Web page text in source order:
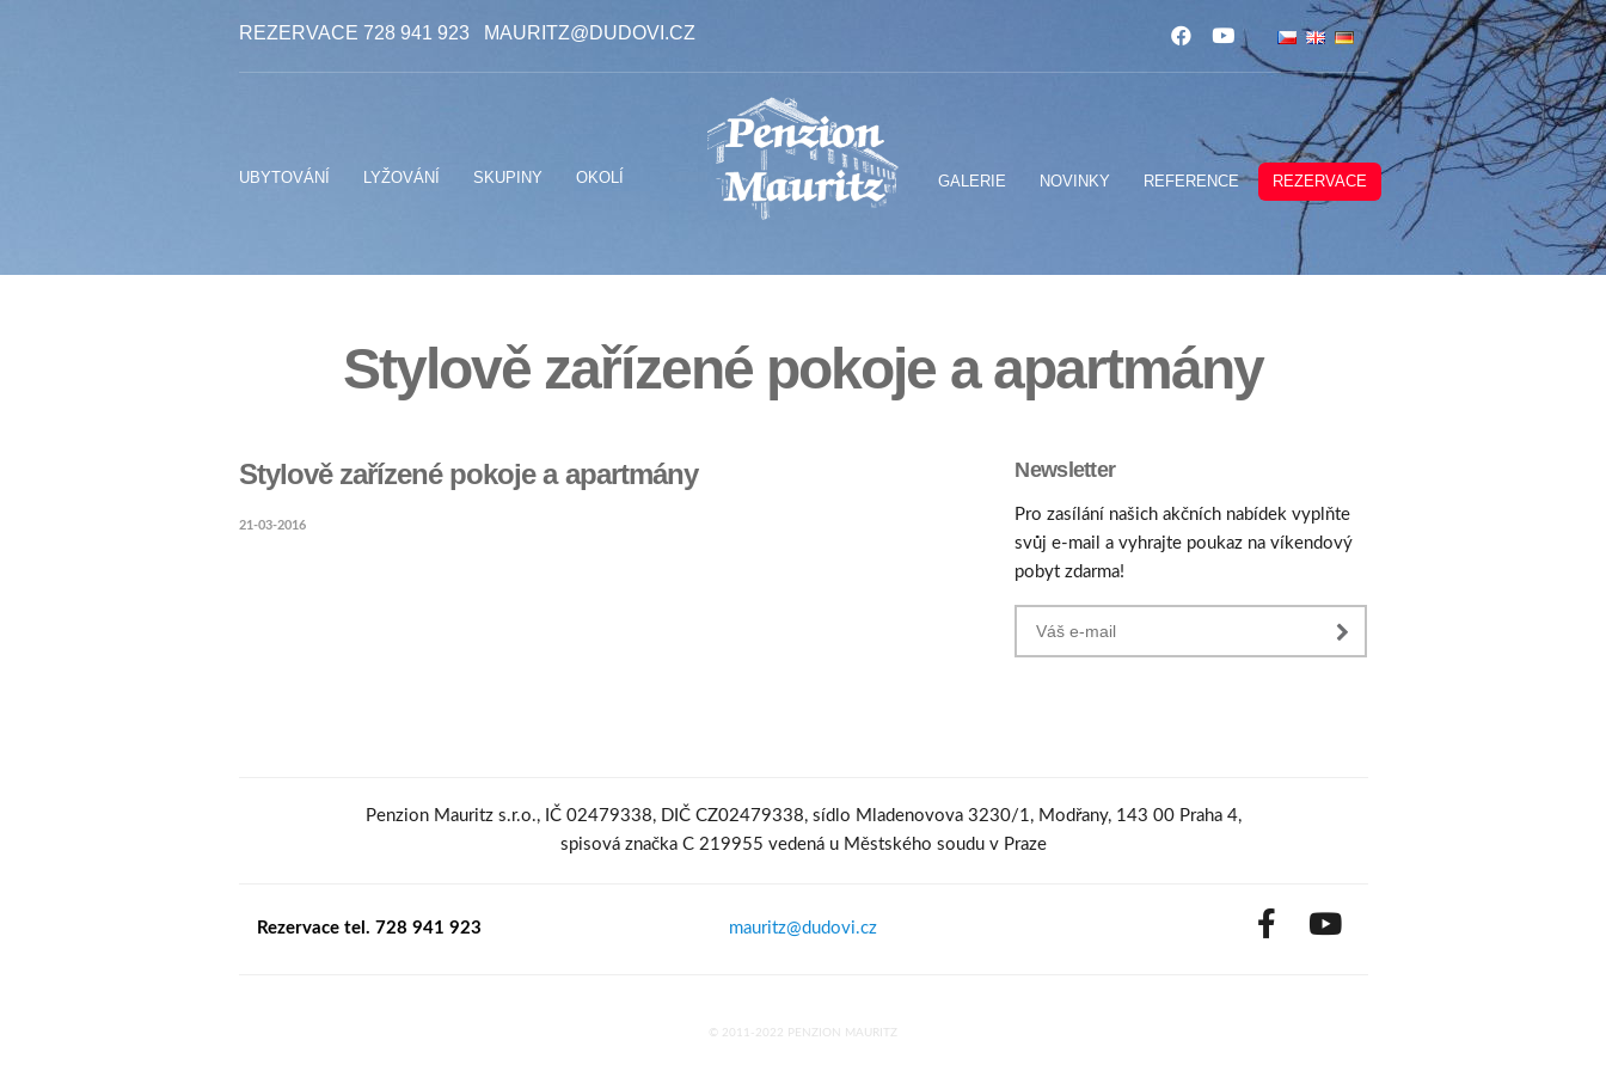
REZERVACE 728 941 923 MAURITZ@DUDOVI.CZ
UBYTOVÁNÍ LYŽOVÁNÍ SKUPINY OKOLÍ GALERIE NOVINKY REFERENCE REZERVACE
Stylově zařízené pokoje a apartmány
Stylově zařízené pokoje a apartmány
21-03-2016
Newsletter
Pro zasílání našich akčních nabídek vyplňte
svůj e-mail a vyhrajte poukaz na víkendový
pobyt zdarma!
Penzion Mauritz s.r.o., IČ 02479338, DIČ CZ02479338, sídlo Mladenovova 3230/1, Modřany, 143 00 Praha 4,
spisová značka C 219955 vedená u Městského soudu v Praze
Rezervace tel. 728 941 923 mauritz@dudovi.cz
© 2011-2022 PENZION MAURITZ